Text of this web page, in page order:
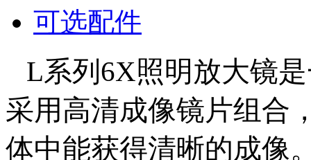
可选配件
L系列6X照明放大镜
采用高清成像镜片组合
体中能获得清晰的成像